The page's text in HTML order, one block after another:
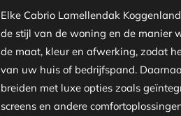
Elke Cabrio Lamellendak
de stijl van de woning en de manier
de maat, kleur en afwerking, zodat
van uw huis of bedrijfspand.
breiden met luxe opties zoals
screens en andere